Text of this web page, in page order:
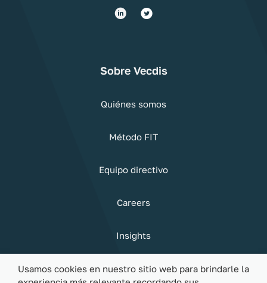
Sobre Vecdis
Quiénes somos
Método FIT
Equipo directivo
Careers
Insights
Sostenibilidad
Usamos cookies en nuestro sitio web para brindarle la